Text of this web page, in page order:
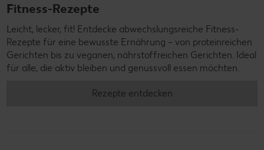
Fitness-Rezepte
Leicht, lecker, fit! Entdecke abwechslungsreiche Fitness-
Rezepte für eine bewusste Ernährung – von proteinreichen
Gerichten bis zu veganen, nährstoffreichen Gerichten. Ideal
für alle, die aktiv bleiben und genussvoll essen möchten.
Rezepte entdecken